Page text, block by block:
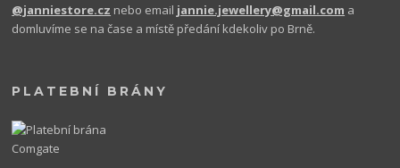
@janniestore.cz nebo email jannie.jewellery@gmail.com a
domluvíme se na čase a místě předání kdekoliv po Brně.
PLATEBNÍ BRÁNY